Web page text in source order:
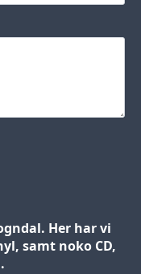
Her har vi
samt noko CD,